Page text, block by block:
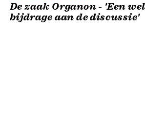
De zaak Organon - 'Een
bijdrage aan de discussie'